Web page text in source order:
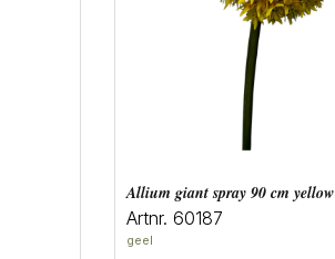
allium giant spray 90 cm yellow
Artnr. 60187
geel